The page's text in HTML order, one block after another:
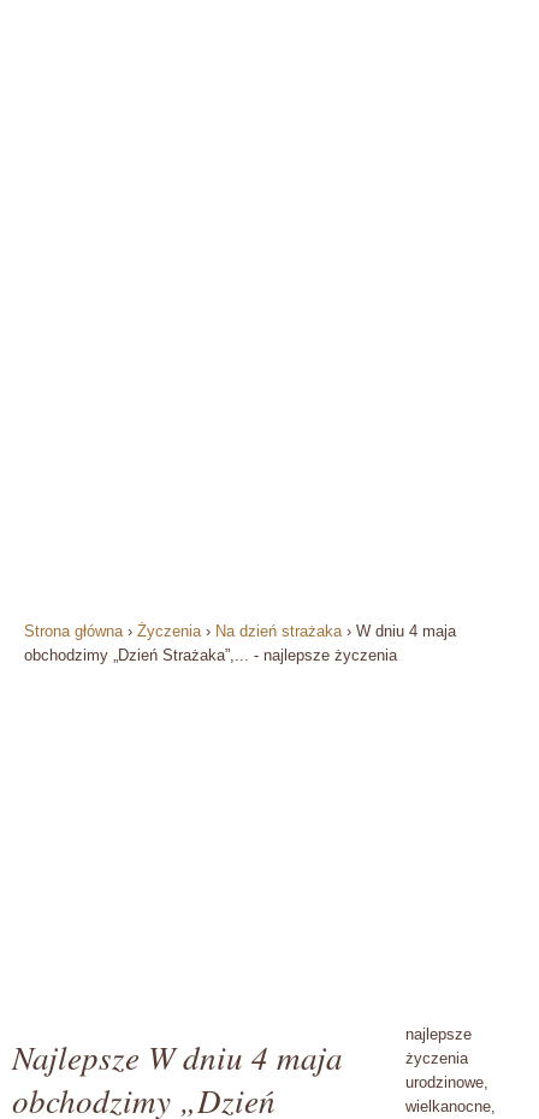
Strona główna › Życzenia › Na dzień strażaka › W dniu 4 maja
obchodzimy „Dzień Strażaka”,... - najlepsze życzenia
Najlepsze W dniu 4 maja
obchodzimy „Dzień
najlepsze
życzenia
urodzinowe,
wielkanocne,